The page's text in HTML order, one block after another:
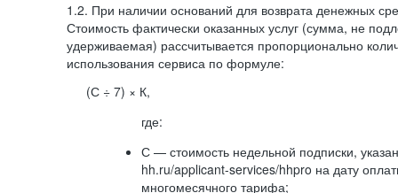
1.2. При наличии оснований для возврата денежных
Стоимость фактически оказанных услуг (сумма, не
удерживаемая) рассчитывается пропорционально
использования сервиса по формуле:
(С ÷ 7) × К,
где:
С — стоимость недельной подписки,
hh.ru/applicant-services/hhpro на дату
многомесячного тарифа;